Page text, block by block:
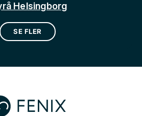
Helsingborg
SE FLER